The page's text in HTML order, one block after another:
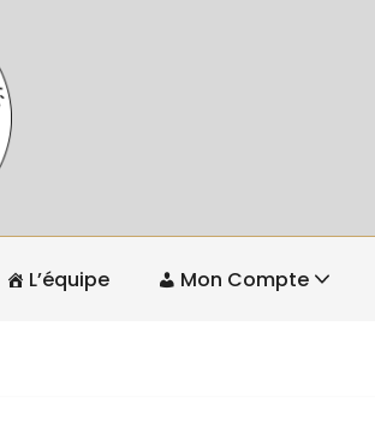
L’équipe Mon Compte